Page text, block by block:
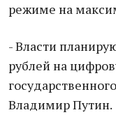
режиме на
- Власти
рублей на
Владимир Путин.